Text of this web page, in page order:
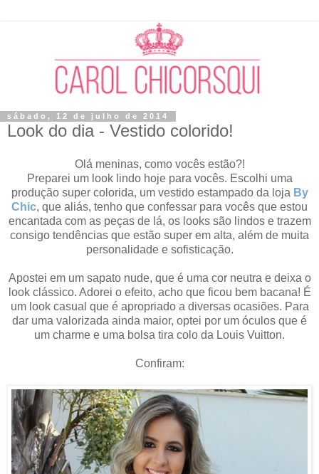
sábado, 12 de julho de 2014
Look do dia - Vestido colorido!
Olá meninas, como vocês estão?!
Preparei um look lindo hoje para vocês. Escolhi uma
produção super colorida, um vestido estampado da loja By
Chic, que aliás, tenho que confessar para vocês que estou
encantada com as peças de lá, os looks são lindos e trazem
consigo tendências que estão super em alta, além de muita
personalidade e sofisticação.
Apostei em um sapato nude, que é uma cor neutra e deixa o
look clássico. Adorei o efeito, acho que ficou bem bacana! É
um look casual que é apropriado a diversas ocasiões. Para
dar uma valorizada ainda maior, optei por um óculos que é
um charme e uma bolsa tira colo da Louis Vuitton.
Confiram: